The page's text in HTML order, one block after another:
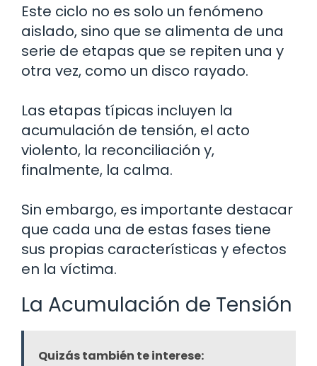
Este ciclo no es solo un fenómeno
aislado, sino que se alimenta de una
serie de etapas que se repiten una y
otra vez, como un disco rayado.
Las etapas típicas incluyen la
acumulación de tensión, el acto
violento, la reconciliación y,
finalmente, la calma.
Sin embargo, es importante destacar
que cada una de estas fases tiene
sus propias características y efectos
en la víctima.
La Acumulación de Tensión
Quizás también te interese: